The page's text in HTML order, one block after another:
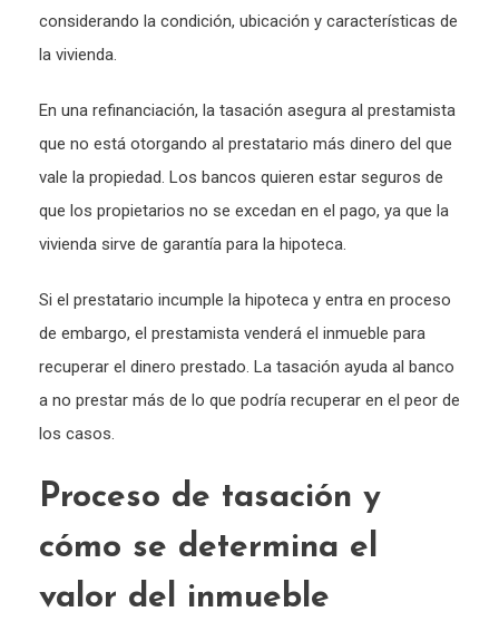
considerando la condición, ubicación y características de
la vivienda.
En una refinanciación, la tasación asegura al prestamista
que no está otorgando al prestatario más dinero del que
vale la propiedad. Los bancos quieren estar seguros de
que los propietarios no se excedan en el pago, ya que la
vivienda sirve de garantía para la hipoteca.
Si el prestatario incumple la hipoteca y entra en proceso
de embargo, el prestamista venderá el inmueble para
recuperar el dinero prestado. La tasación ayuda al banco
a no prestar más de lo que podría recuperar en el peor de
los casos.
Proceso de tasación y
cómo se determina el
valor del inmueble